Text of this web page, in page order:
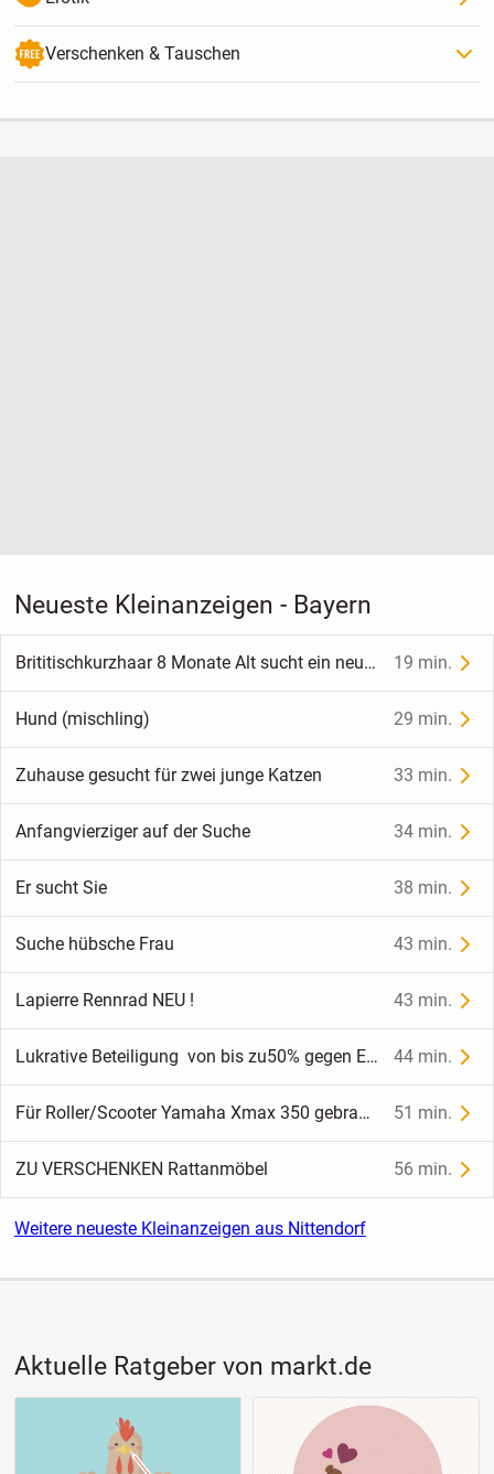
Verschenken & Tauschen
Neueste Kleinanzeigen - Bayern
Brititischkurzhaar 8 Monate Alt sucht ein neues Zuhause 19 min.
Hund (mischling) 29 min.
Zuhause gesucht für zwei junge Katzen 33 min.
Anfangvierziger auf der Suche 34 min.
Er sucht Sie 38 min.
Suche hübsche Frau 43 min.
Lapierre Rennrad NEU ! 43 min.
Lukrative Beteiligung von bis zu50% gegen Einlage geboten. 44 min.
Für Roller/Scooter Yamaha Xmax 350 gebraucht Stoff Bedecken Beine… 51 min.
ZU VERSCHENKEN Rattanmöbel 56 min.
Weitere neueste Kleinanzeigen aus Nittendorf
Aktuelle Ratgeber von markt.de